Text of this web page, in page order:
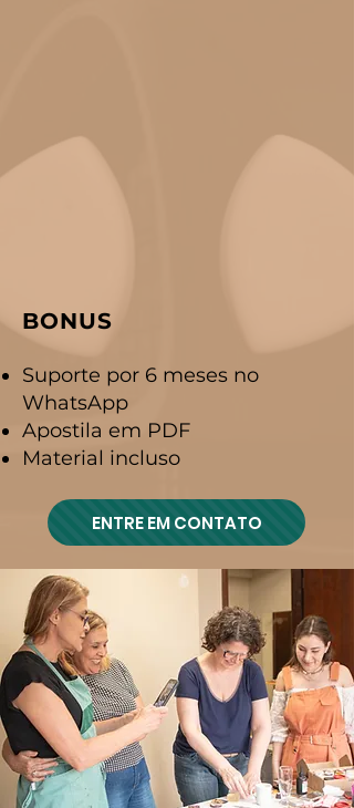
BONUS
Suporte por 6 meses no
WhatsApp
Apostila em PDF
Material incluso
ENTRE EM CONTATO